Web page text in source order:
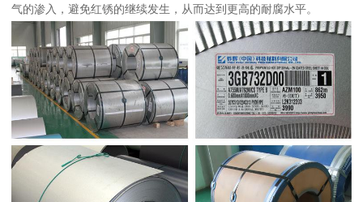
气的渗入，避免红锈的继续发生，从而达到更高的耐腐水平。